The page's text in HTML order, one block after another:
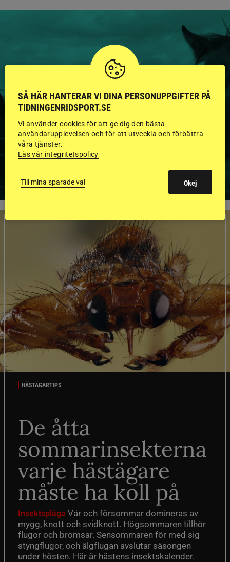
HINGSTAR ONLINE
GODKÄNDA HINGSTAR I
FLERA KATEGORIER MED
BILDER OCH FAKTA
HÄSTÄGARTIPS
De åtta
sommarinsekterna
varje hästägare
måste ha koll på
Insektsplåga Vår och försommar domineras av
mygg, knott och svidknott. Högsommaren tillhör
flugor och bromsar. Sensommaren för med sig
styngflugor, och älgflugan avslutar säsongen
under hösten. Här är hästens insektskalender.
SÅ HÄR HANTERAR VI DINA PERSONUPPGIFTER PÅ
TIDNINGENRIDSPORT.SE
Vi använder cookies för att ge dig den bästa
användarupplevelsen och för att utveckla och förbättra
våra tjänster.
Läs vår integritetspolicy
Till mina sparade val Okej